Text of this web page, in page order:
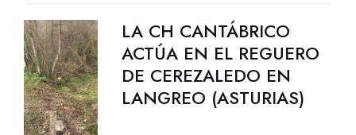
LA CH CANTÁBRICO
ACTÚA EN EL REGUERO
DE CEREZALEDO EN
LANGREO (ASTURIAS)